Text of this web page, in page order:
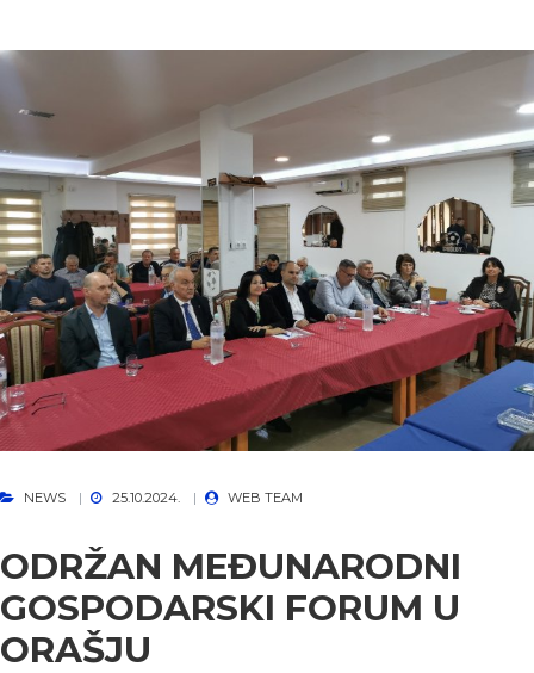
NEWS 25.10.2024. WEB TEAM
ODRŽAN MEĐUNARODNI
GOSPODARSKI FORUM U
ORAŠJU